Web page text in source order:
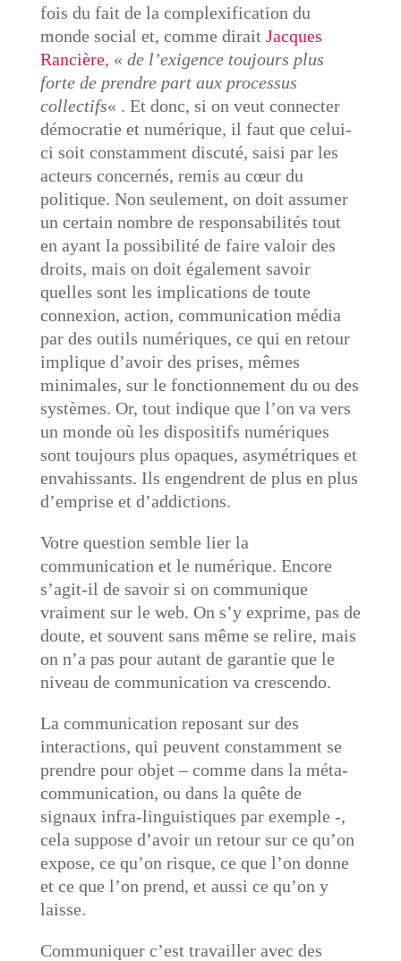
fois du fait de la complexification du
monde social et, comme dirait Jacques
Rancière, « de l’exigence toujours plus
forte de prendre part aux processus
collectifs« . Et donc, si on veut connecter
démocratie et numérique, il faut que celui-
ci soit constamment discuté, saisi par les
acteurs concernés, remis au cœur du
politique. Non seulement, on doit assumer
un certain nombre de responsabilités tout
en ayant la possibilité de faire valoir des
droits, mais on doit également savoir
quelles sont les implications de toute
connexion, action, communication média
par des outils numériques, ce qui en retour
implique d’avoir des prises, mêmes
minimales, sur le fonctionnement du ou des
systèmes. Or, tout indique que l’on va vers
un monde où les dispositifs numériques
sont toujours plus opaques, asymétriques et
envahissants. Ils engendrent de plus en plus
d’emprise et d’addictions.
Votre question semble lier la
communication et le numérique. Encore
s’agit-il de savoir si on communique
vraiment sur le web. On s’y exprime, pas de
doute, et souvent sans même se relire, mais
on n’a pas pour autant de garantie que le
niveau de communication va crescendo.
La communication reposant sur des
interactions, qui peuvent constamment se
prendre pour objet – comme dans la méta-
communication, ou dans la quête de
signaux infra-linguistiques par exemple -,
cela suppose d’avoir un retour sur ce qu’on
expose, ce qu’on risque, ce que l’on donne
et ce que l’on prend, et aussi ce qu’on y
laisse.
Communiquer c’est travailler avec des